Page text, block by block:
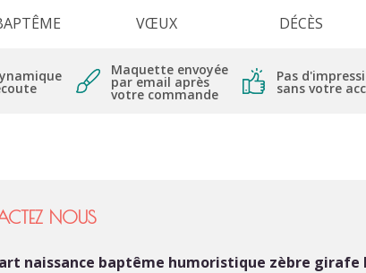
VŒUX DÉCÈS
Maquette envoyée
par email après
votre commande
Pas
sans votre
NOUS
naissance baptême humoristique zèbre